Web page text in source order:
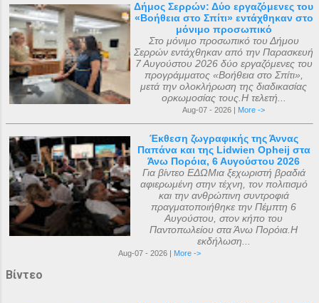
Δήμος Σερρών: Δύο εργαζόμενες του
«Βοήθεια στο Σπίτι» εντάχθηκαν στο
μόνιμο προσωπικό
Στο μόνιμο προσωπικό του Δήμου
Σερρών εντάχθηκαν από την Παρασκευή
7 Αυγούστου 2026 δύο εργαζόμενες του
προγράμματος «Βοήθεια στο Σπίτι»,
μετά την ολοκλήρωση της διαδικασίας
ορκωμοσίας τους.Η τελετή...
Aug-07 - 2026 | More ->
Έκθεση ζωγραφικής της Άννας
Παπάνα και της Lidwien Opheij στα
Άνω Πορόια, 6 Αυγούστου 2026
Για βίντεο ΕΔΩΜια ξεχωριστή βραδιά
αφιερωμένη στην τέχνη, τον πολιτισμό
και την ανθρώπινη συντροφιά
πραγματοποιήθηκε την Πέμπτη 6
Αυγούστου, στον κήπο του
Παντοπωλείου στα Άνω Πορόια.Η
εκδήλωση...
Aug-07 - 2026 | More ->
Βίντεο